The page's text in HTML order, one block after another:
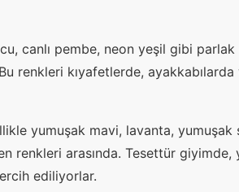
canlı pembe, neon yeşil gibi
renkleri kıyafetlerde,
yumuşak mavi, lavanta,
renkleri arasında. Tesettür giyimde,
ediliyorlar.